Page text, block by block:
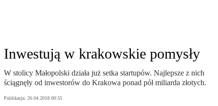
Inwestują w krakowskie pomysły
W stolicy Małopolski działa już setka startupów. Najlepsze z nich
ściągnęły od inwestorów do Krakowa ponad pół miliarda złotych.
Publikacja: 26.04.2018 00:55